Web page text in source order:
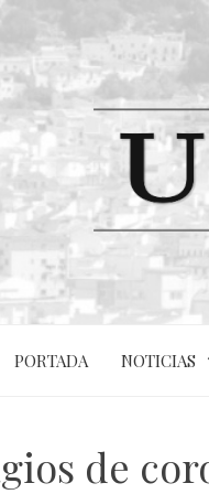
PORTADA NOTICIAS
de